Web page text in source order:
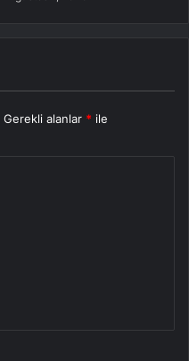
Gerekli alanlar * ile